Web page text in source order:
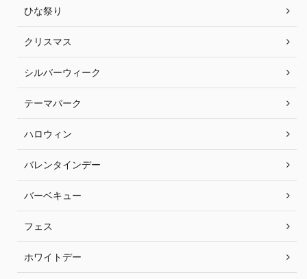
ひな祭り
クリスマス
シルバーウィーク
テーマパーク
ハロウィン
バレンタインデー
バーベキュー
フェス
ホワイトデー